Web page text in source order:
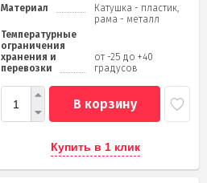
Материал
Катушка - пластик,
рама - металл
Температурные
ограничения
хранения и
перевозки
от -25 до +40
градусов
В корзину
Купить в 1 клик